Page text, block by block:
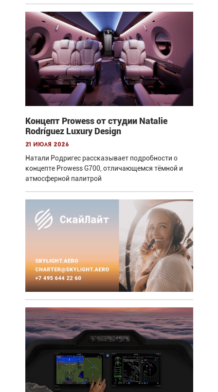
Концепт Prowess от студии Natalie
Rodríguez Luxury Design
21 июля 2026
Натали Родригес рассказывает подробности о
концепте Prowess G700, отличающемся тёмной и
атмосферной палитрой